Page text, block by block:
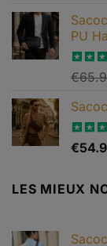
PU
Note
€
Note
€
LES MIEUX